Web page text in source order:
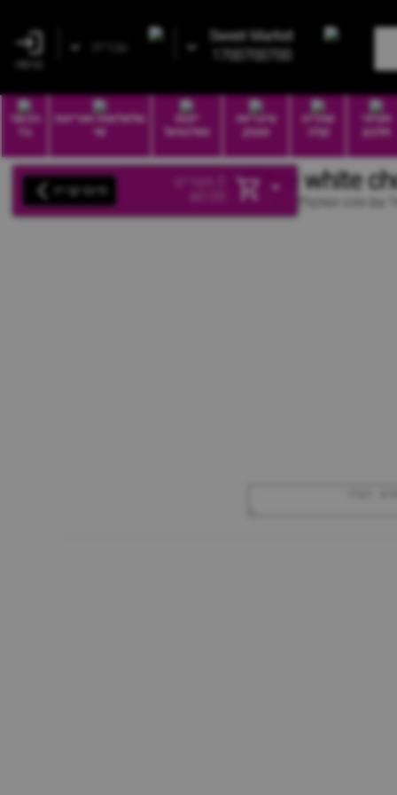
עברית
Sweet Market
1700700700
חטיפי
חלבון
שתייה
קלה
סיגריות
וטבק
יינות
ואלכוהול
סלסלאות ואריזות
שי
הכשר
בד
נוגט ושוקולד לבן
מוצרים
₪ סיום קנייה